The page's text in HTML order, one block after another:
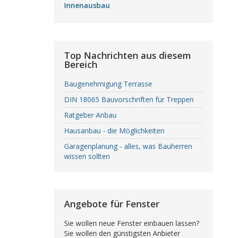
Innenausbau
Top Nachrichten aus diesem
Bereich
Baugenehmigung Terrasse
DIN 18065 Bauvorschriften für Treppen
Ratgeber Anbau
Hausanbau - die Möglichkeiten
Garagenplanung - alles, was Bauherren
wissen sollten
Angebote für Fenster
Sie wollen neue Fenster einbauen lassen?
Sie wollen den günstigsten Anbieter